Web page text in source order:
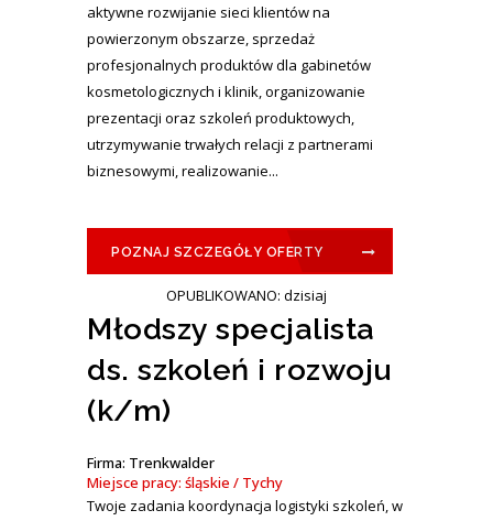
aktywne rozwijanie sieci klientów na
powierzonym obszarze, sprzedaż
profesjonalnych produktów dla gabinetów
kosmetologicznych i klinik, organizowanie
prezentacji oraz szkoleń produktowych,
utrzymywanie trwałych relacji z partnerami
biznesowymi, realizowanie...
POZNAJ SZCZEGÓŁY OFERTY
OPUBLIKOWANO: dzisiaj
Młodszy specjalista
ds. szkoleń i rozwoju
(k/m)
Firma: Trenkwalder
Miejsce pracy: śląskie / Tychy
Twoje zadania koordynacja logistyki szkoleń, w